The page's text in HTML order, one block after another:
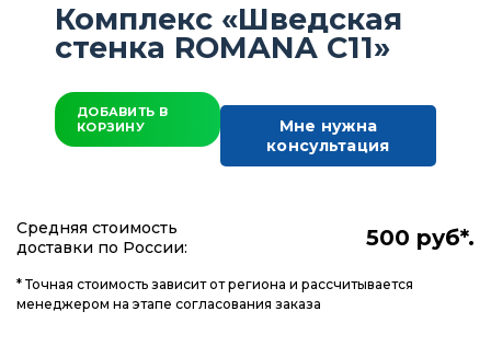
Комплекс «Шведская
стенка ROMANA С11»
ДОБАВИТЬ В
КОРЗИНУ
Мне нужна
консультация
Средняя стоимость
доставки по России:
500 руб*.
* Точная стоимость зависит от региона и рассчитывается
менеджером на этапе согласования заказа